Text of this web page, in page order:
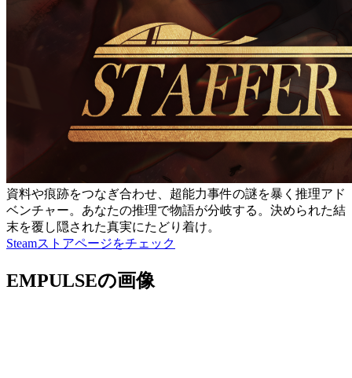
資料や痕跡をつなぎ合わせ、超能力事件の謎を暴く推理アド
ベンチャー。あなたの推理で物語が分岐する。決められた結
末を覆し隠された真実にたどり着け。
Steamストアページをチェック
EMPULSEの画像